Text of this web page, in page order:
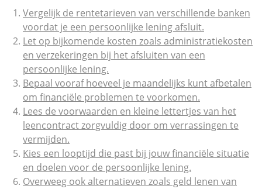
Vergelijk de rentetarieven van verschillende banken
voordat je een persoonlijke lening afsluit.
Let op bijkomende kosten zoals administratiekosten
en verzekeringen bij het afsluiten van een
persoonlijke lening.
Bepaal vooraf hoeveel je maandelijks kunt afbetalen
om financiële problemen te voorkomen.
Lees de voorwaarden en kleine lettertjes van het
leencontract zorgvuldig door om verrassingen te
vermijden.
Kies een looptijd die past bij jouw financiële situatie
en doelen voor de persoonlijke lening.
Overweeg ook alternatieven zoals geld lenen van